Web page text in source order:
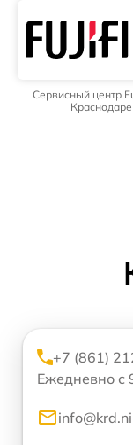
Сервисный центр
Краснодаре
+7 (861)
Ежедневно с